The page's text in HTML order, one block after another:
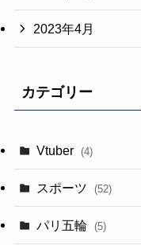
2023年4月
カテゴリー
Vtuber (4)
スポーツ (52)
パリ五輪 (5)